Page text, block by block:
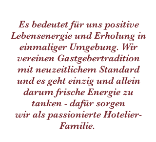
Es bedeutet für uns positive
Lebensenergie und Erholung in
einmaliger Umgebung. Wir
vereinen Gastgebertradition
mit neuzeitlichem Standard
und es geht einzig und allein
darum frische Energie zu
tanken - dafür sorgen
wir als passionierte Hotelier-
Familie.